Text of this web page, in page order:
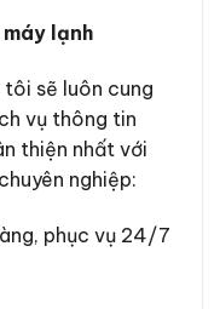
lạnh
sẽ luôn cung
vụ thông tin
thiện nhất với
nghiệp:
phục vụ 24/7